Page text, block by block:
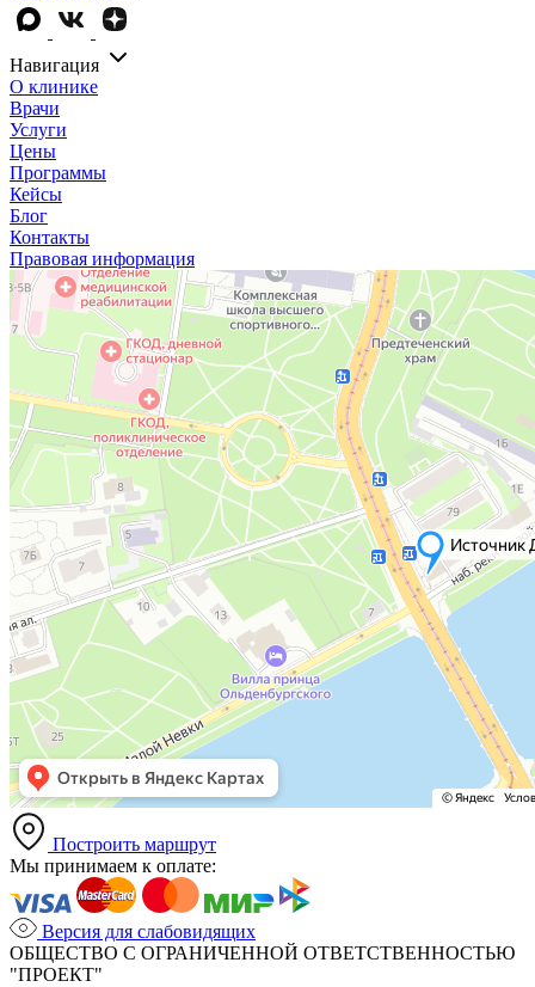
Навигация
О клинике
Врачи
Услуги
Цены
Программы
Кейсы
Блог
Контакты
Правовая информация
Построить маршрут
Мы принимаем к оплате:
Версия для слабовидящих
ОБЩЕСТВО С ОГРАНИЧЕННОЙ ОТВЕТСТВЕННОСТЬЮ
"ПРОЕКТ"